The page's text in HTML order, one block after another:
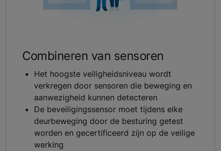
Combineren van sensoren
Het hoogste veiligheidsniveau wordt
verkregen door sensoren die beweging en
aanwezigheid kunnen detecteren
De beveiligingssensor moet tijdens elke
deurbeweging door de besturing getest
worden en gecertificeerd zijn op de veilige
werking